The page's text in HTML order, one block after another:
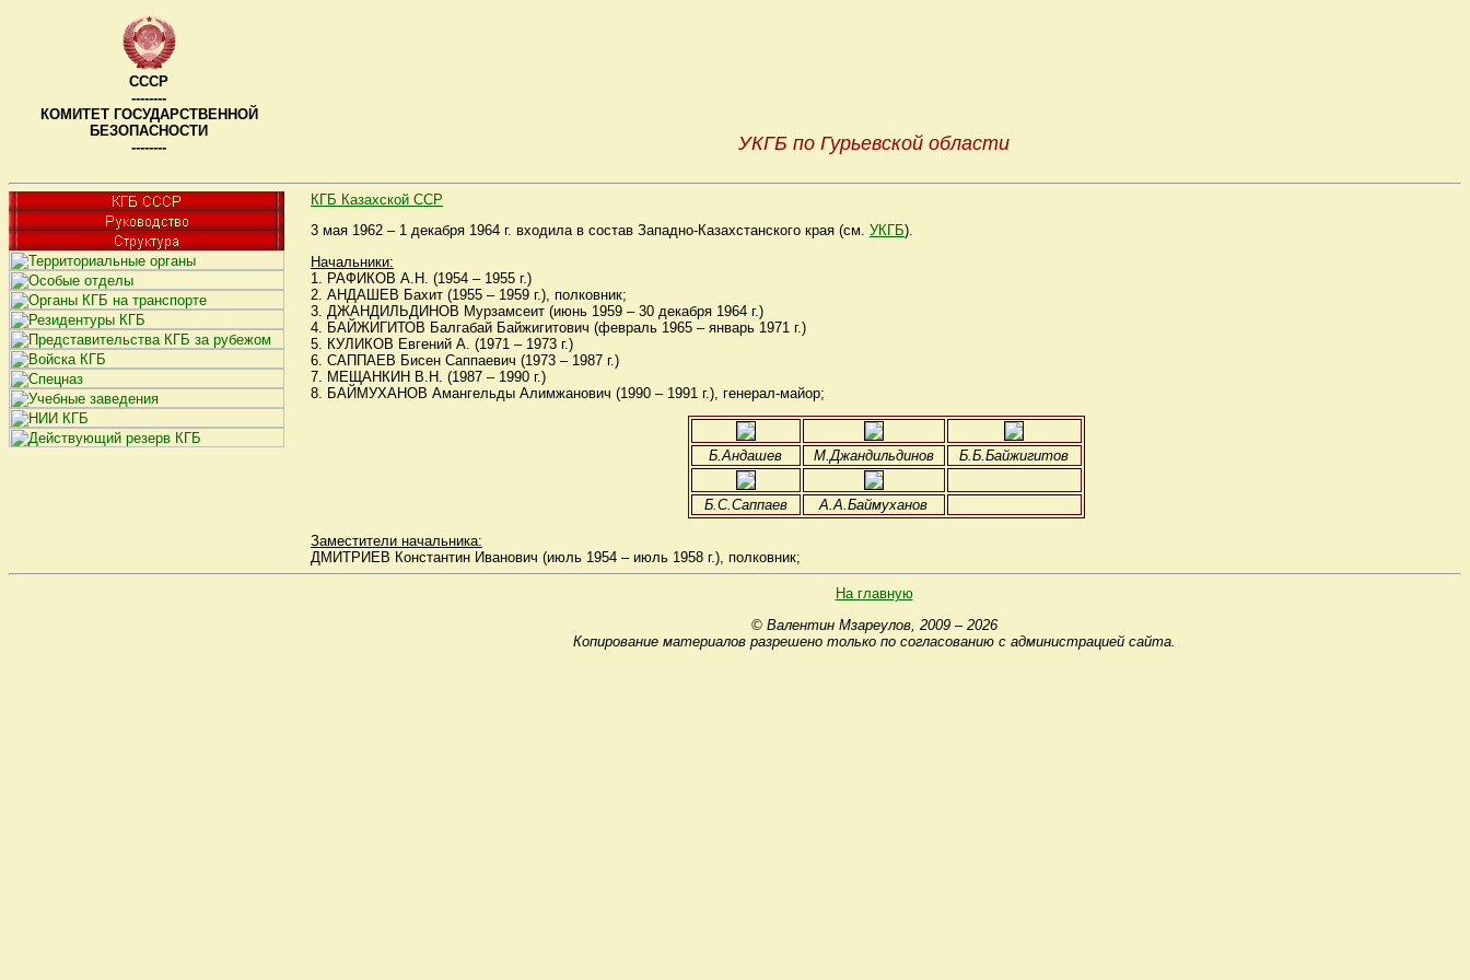
СССР
--------
КОМИТЕТ ГОСУДАРСТВЕННОЙ
БЕЗОПАСНОСТИ
--------
УКГБ по Гурьевской области
КГБ Казахской ССР
3 мая 1962 – 1 декабря 1964 г. входила в состав Западно-Казахстанского края (см. УКГБ).
Начальники:
1. РАФИКОВ А.Н. (1954 – 1955 г.)
2. АНДАШЕВ Бахит (1955 – 1959 г.), полковник;
3. ДЖАНДИЛЬДИНОВ Мурзамсеит (июнь 1959 – 30 декабря 1964 г.)
4. БАЙЖИГИТОВ Балгабай Байжигитович (февраль 1965 – январь 1971 г.)
5. КУЛИКОВ Евгений А. (1971 – 1973 г.)
6. САППАЕВ Бисен Саппаевич (1973 – 1987 г.)
7. МЕЩАНКИН В.Н. (1987 – 1990 г.)
8. БАЙМУХАНОВ Амангельды Алимжанович (1990 – 1991 г.), генерал-майор;
Б.Андашев М.Джандильдинов Б.Б.Байжигитов
Б.С.Саппаев А.А.Баймуханов
Заместители начальника:
ДМИТРИЕВ Константин Иванович (июль 1954 – июль 1958 г.), полковник;
На главную
© Валентин Мзареулов, 2009 – 2026
Копирование материалов разрешено только по согласованию с администрацией сайта.